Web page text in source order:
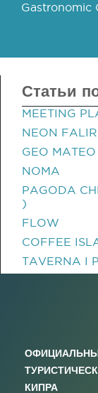
Gastronomic
Статьи
MEETING
NEON
GEO
NOMA
PAGODA
)
FLOW
COFFEE
TAVERNA I
КИПРА